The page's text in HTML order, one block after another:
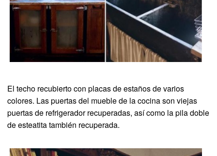
El techo recubierto con placas de estaños de varios
colores. Las puertas del mueble de la cocina son viejas
puertas de refrigerador recuperadas, así como la pila doble
de esteatita también recuperada.